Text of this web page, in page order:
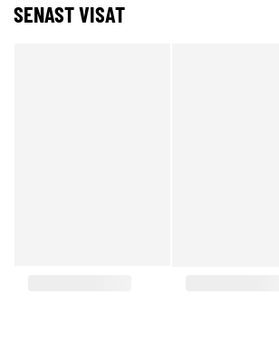
SENAST VISAT